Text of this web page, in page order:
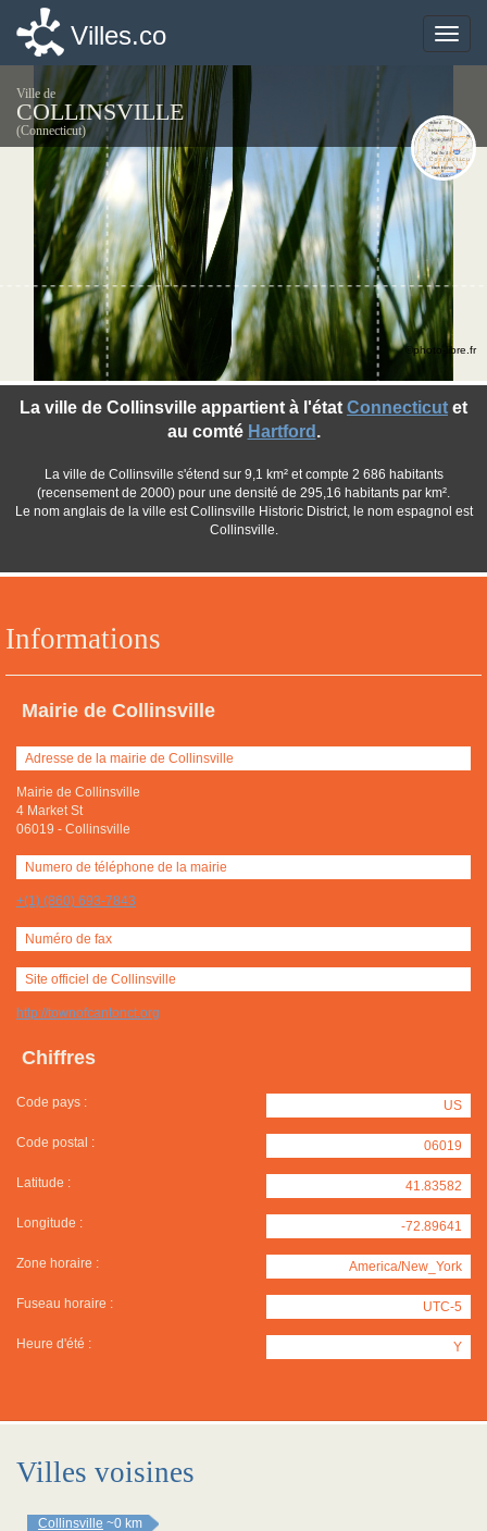
Toggle
Villes.co
Ville de
COLLINSVILLE
(Connecticut)
Informations
Mairie de Collinsville
Adresse de la mairie de Collinsville
Mairie de Collinsville
4 Market St
06019 - Collinsville
Numero de téléphone de la mairie
+(1) (860) 693-7843
Numéro de fax
Site officiel de Collinsville
http://townofcantonct.org
Chiffres
Code pays : US
Code postal : 06019
Latitude : 41.83582
Longitude : -72.89641
Zone horaire : America/New_York
Fuseau horaire : UTC-5
Heure d'été : Y
La ville de Collinsville appartient à l'état Connecticut et
au comté Hartford .
La ville de Collinsville s'étend sur 9,1 km² et compte 2 686 habitants
(recensement de 2000) pour une densité de 295,16 habitants par km².
Le nom anglais de la ville est Collinsville Historic District, le nom espagnol est
Collinsville.
©photo-libre.fr
Villes voisines
Collinsville ~0 km
Toggle
Villes.co